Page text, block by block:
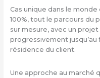
Cas unique dans le
100%, tout le parcours du
sur mesure, avec un
progressivement jusqu’au
résidence du client.
Une approche au marché